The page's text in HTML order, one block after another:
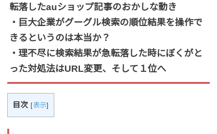
転落したauショップ記事のおかしな動き
・巨大企業がグーグル検索の順位結果を操作で
きるというのは本当か？
・理不尽に検索結果が急転落した時にぼくがと
った対処法はURL変更、そして１位へ
目次 [表示]